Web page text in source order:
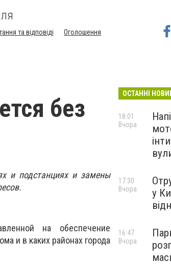
та відповіді
Оголошення
без
и подстанциях и замены
на обеспечение
и в каких районах города
ОСТАННІ
18:01
Вчора
у
17:30
Вчора
16:47
Вчора